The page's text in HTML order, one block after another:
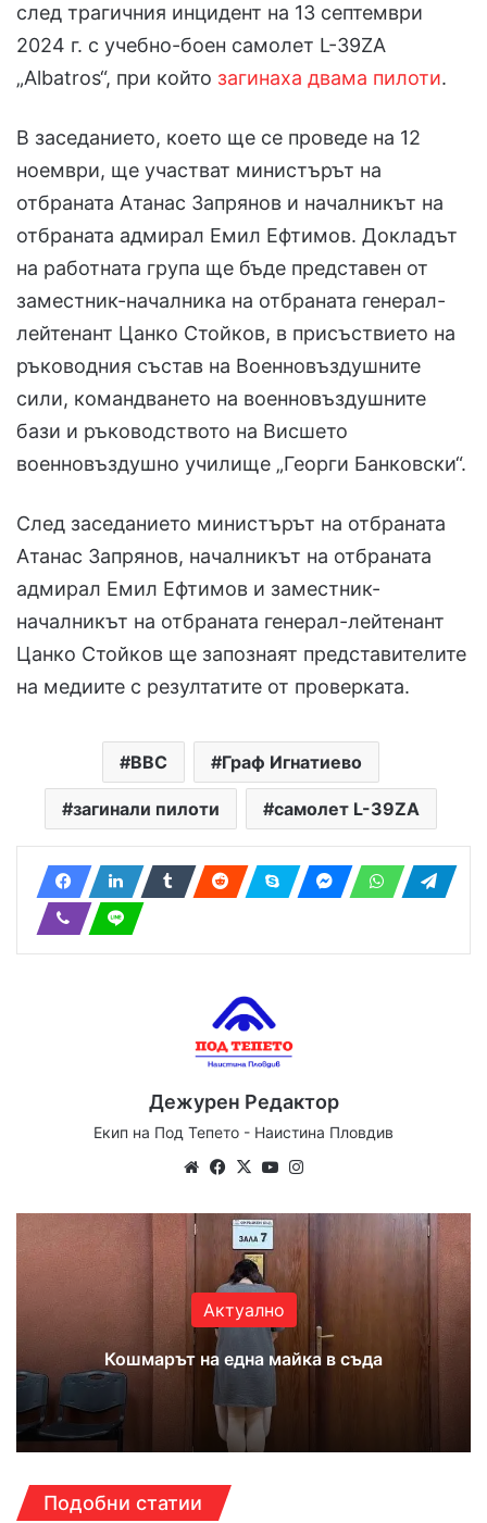
след трагичния инцидент на 13 септември
2024 г. с учебно-боен самолет L-39ZA
„Albatros“, при който загинаха двама пилоти.
В заседанието, което ще се проведе на 12
ноември, ще участват министърът на
отбраната Атанас Запрянов и началникът на
отбраната адмирал Емил Ефтимов. Докладът
на работната група ще бъде представен от
заместник-началника на отбраната генерал-
лейтенант Цанко Стойков, в присъствието на
ръководния състав на Военновъздушните
сили, командването на военновъздушните
бази и ръководството на Висшето
военновъздушно училище „Георги Банковски“.
След заседанието министърът на отбраната
Атанас Запрянов, началникът на отбраната
адмирал Емил Ефтимов и заместник-
началникът на отбраната генерал-лейтенант
Цанко Стойков ще запознаят представителите
на медиите с резултатите от проверката.
ВВС Граф Игнатиево
загинали пилоти самолет L-39ZA
Дежурен Редактор
Екип на Под Тепето - Наистина Пловдив
WebsiteFacebook
X YouTube
Актуално
Кошмарът на една майка в съда
Подобни статии